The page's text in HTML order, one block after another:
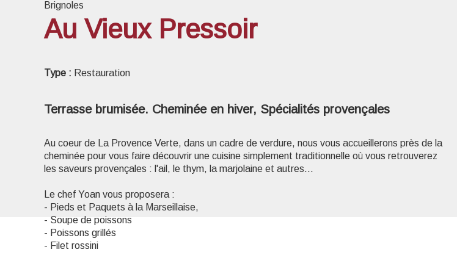
Brignoles
Au Vieux Pressoir
Type : Restauration
Terrasse brumisée. Cheminée en hiver, Spécialités provençales
Au coeur de La Provence Verte, dans un cadre de verdure, nous vous accueillerons près de la
cheminée pour vous faire découvrir une cuisine simplement traditionnelle où vous retrouverez
les saveurs provençales : l'ail, le thym, la marjolaine et autres...
Le chef Yoan vous proposera :
- Pieds et Paquets à la Marseillaise,
- Soupe de poissons
- Poissons grillés
- Filet rossini